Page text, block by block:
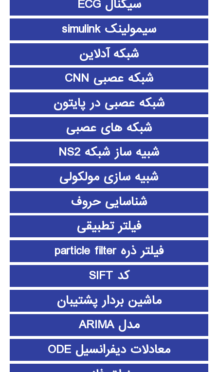
سیگنال ECG
سیمولینک simulink
شبکه آدلاین
شبکه عصبی CNN
شبکه عصبی در پایتون
شبکه های عصبی
شبیه ساز شبکه NS2
شبیه سازی مولکولی
شناسایی حروف
فیلتر تطبیقی
فیلتر ذره particle filter
کد SIFT
ماشین بردار پشتیبان
مدل ARIMA
معادلات دیفرانسیل ODE